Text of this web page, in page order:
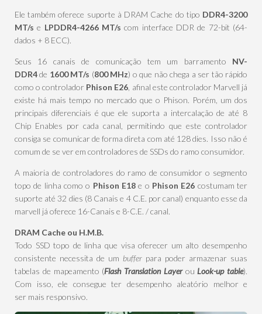
Ele também oferece suporte à DRAM Cache do tipo DDR4-3200
MT/s e LPDDR4-4266 MT/s com interface DDR de 72-bit (64-
dados + 8 ECC).
Seus 16 canais de comunicação tem um barramento NV-
DDR4de 1600 MT/s (800 MHz) o que não chega a ser tão rápido
como o controlador Phison E26 , afinal este controlador Marvell já
existe há mais tempo no mercado que o Phison. Porém, um dos
principais diferenciais é que ele suporta a intercalação de até 8
Chip Enables por cada canal, permitindo que este controlador
consiga se comunicar de forma direta com até 128 dies. Isso não é
comum de se ver em controladores de SSDs do ramo consumidor.
A maioria de controladores do ramo de consumidor o segmento
topo de linha como o Phison E18e o Phison E26 costumam ter
suporte até 32 dies (8 Canais e 4 C.E. por canal) enquanto esse da
marvell já oferece 16-Canais e 8-C.E. / canal.
DRAM Cache ou H.M.B.
Todo SSD topo de linha que visa oferecer um alto desempenho
consistente necessita de um buffer para poder armazenar suas
tabelas de mapeamento (Flash Translation LayerouLook-up table).
Com isso, ele consegue ter desempenho aleatório melhor e
ser mais responsivo.